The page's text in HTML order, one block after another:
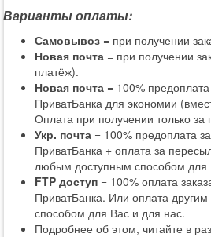
Варианты оплаты:
Самовывоз = при получении
Новая почта = при получении
платёж).
Новая почта = 100% предоплата
ПриватБанка для экономии
Оплата при получении только за
Укр. почта = 100% предоплата
ПриватБанка + оплата за
любым доступным способом для
FTP доступ = 100% оплата
ПриватБанка. Или оплата
способом для Вас и для нас.
Подробнее об этом, читайте в